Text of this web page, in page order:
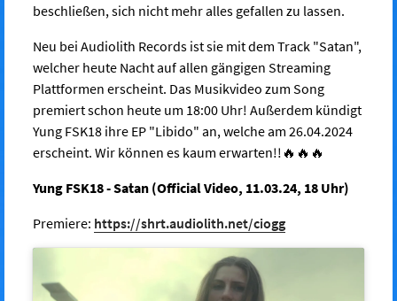
beschließen, sich nicht mehr alles gefallen zu lassen.
Neu bei Audiolith Records ist sie mit dem Track "Satan",
welcher heute Nacht auf allen gängigen Streaming
Plattformen erscheint. Das Musikvideo zum Song
premiert schon heute um 18:00 Uhr! Außerdem kündigt
Yung FSK18 ihre EP "Libido" an, welche am 26.04.2024
erscheint. Wir können es kaum erwarten!!🔥🔥🔥
Yung FSK18 - Satan (Official Video, 11.03.24, 18 Uhr)
Premiere: https://shrt.audiolith.net/ciogg